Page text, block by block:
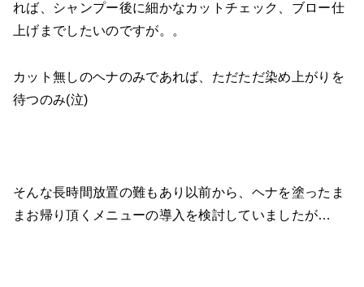
れば、シャンプー後に細かなカットチェック、ブロー仕
上げまでしたいのですが。。
カット無しのヘナのみであれば、ただただ染め上がりを
待つのみ(泣)
そんな長時間放置の難もあり以前から、ヘナを塗ったま
まお帰り頂くメニューの導入を検討していましたが…